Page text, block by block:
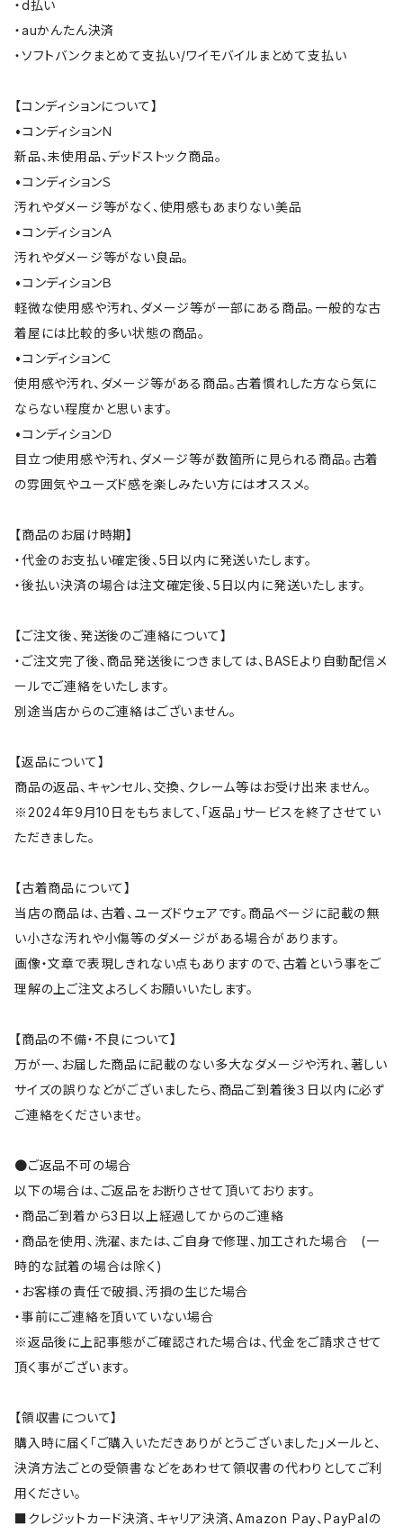
・d払い
・auかんたん決済
・ソフトバンクまとめて支払い/ワイモバイルまとめて支払い
【コンディションについて】
•コンディションＮ
新品、未使用品、デッドストック商品。
•コンディションＳ
汚れやダメージ等がなく、使用感もあまりない美品
•コンディションＡ
汚れやダメージ等がない良品。
•コンディションＢ
軽微な使用感や汚れ、ダメージ等が一部にある商品。一般的な古
着屋には比較的多い状態の商品。
•コンディションＣ
使用感や汚れ、ダメージ等がある商品。古着慣れした方なら気に
ならない程度かと思います。
•コンディションＤ
目立つ使用感や汚れ、ダメージ等が数箇所に見られる商品。古着
の雰囲気やユーズド感を楽しみたい方にはオススメ。
【商品のお届け時期】
・代金のお支払い確定後、5日以内に発送いたします。
・後払い決済の場合は注文確定後、5日以内に発送いたします。
【ご注文後、発送後のご連絡について】
・ご注文完了後、商品発送後につきましては、BASEより自動配信メ
ールでご連絡をいたします。
別途当店からのご連絡はございません。
【返品について】
商品の返品、キャンセル、交換、クレーム等はお受け出来ません。
※2024年9月10日をもちまして、「返品」サービスを終了させてい
ただきました。
【古着商品について】
当店の商品は、古着、ユーズドウェアです。商品ページに記載の無
い小さな汚れや小傷等のダメージがある場合があります。
画像・文章で表現しきれない点もありますので、古着という事をご
理解の上ご注文よろしくお願いいたします。
【商品の不備・不良について】
万が一、お届した商品に記載のない多大なダメージや汚れ、著しい
サイズの誤りなどがございましたら、商品ご到着後３日以内に必ず
ご連絡をくださいませ。
●ご返品不可の場合
以下の場合は、ご返品をお断りさせて頂いております。
・商品ご到着から3日以上経過してからのご連絡
・商品を使用、洗濯、または、ご自身で修理、加工された場合 (一
時的な試着の場合は除く)
・お客様の責任で破損、汚損の生じた場合
・事前にご連絡を頂いていない場合
※返品後に上記事態がご確認された場合は、代金をご請求させて
頂く事がございます。
【領収書について】
購入時に届く「ご購入いただきありがとうございました」メールと、
決済方法ごとの受領書などをあわせて領収書の代わりとしてご利
用ください。
■クレジットカード決済、キャリア決済、Amazon Pay、PayPalの